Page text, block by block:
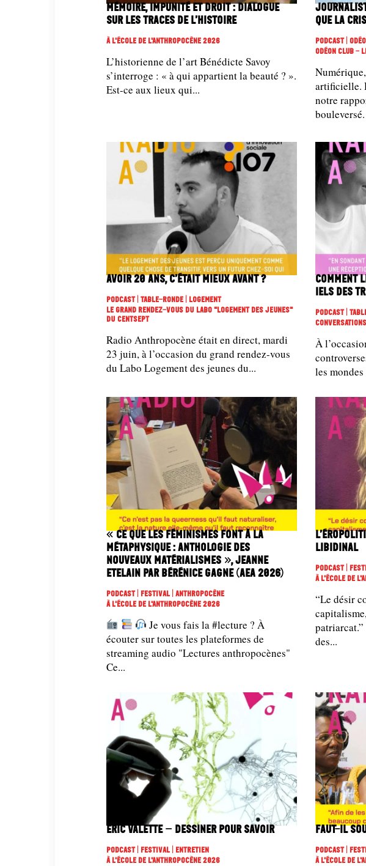
Mémoire, impunité et droit : dialogue
sur les traces de l’histoire
À L'école De L'Anthropocène 2026
L’historienne de l’art Bénédicte Savoy
s’interroge : « à qui appartient la beauté ? ».
Est-ce aux lieux qui...
que la
Podcast |
Odéon Club -
artificielle.
notre
Avoir 20 ans, c’était mieux avant ?
Podcast | Table-Ronde | Logement
Le Grand Rendez-Vous Du Labo "Logement Des Jeunes"
Du Centsept
Radio Anthropocène était en direct, mardi
23 juin, à l’occasion du grand rendez-vous
du Labo Logement des jeunes du...
Comment
iels des
Podcast |
Conversations
À
les
« Ce que les féminismes font à la
métaphysique : anthologie des
nouveaux matérialismes », Jeanne
Etelain par Bérénice Gagne (AEA 2026)
Podcast | Festival | Anthropocène
À L'école De L'Anthropocène 2026
Je vous fais la #lecture ? À
écouter sur toutes les plateformes de
streaming audio "Lectures anthropocènes"
Ce...
libidinal
Podcast |
À L'école De
“Le désir
patriarcat.” L'érotisme et le plaisir sont
des...
Eric Valette – Dessiner pour savoir
Podcast | Festival | Entretien
À L'école De L'Anthropocène 2026
Faut-il
Podcast |
À L'école De